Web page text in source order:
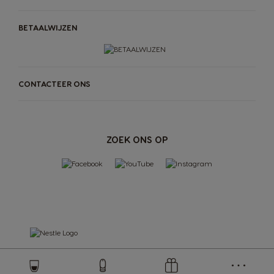
ZOEK ONS OP
BETAALWIJZEN
CONTACTEER ONS